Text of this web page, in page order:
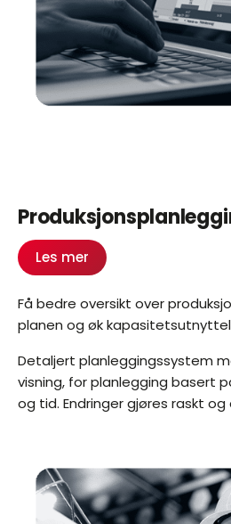
Les mer
Få bedre oversikt over
planen og øk
Detaljert planleggingssystem
visning, for planlegging basert
og tid. Endringer gjøres raskt og